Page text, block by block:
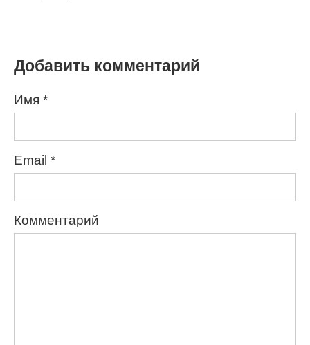
Добавить комментарий
Имя *
Email *
Комментарий